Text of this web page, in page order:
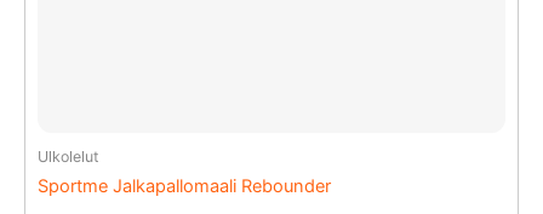
Ulkolelut
Sportme Jalkapallomaali Rebounder